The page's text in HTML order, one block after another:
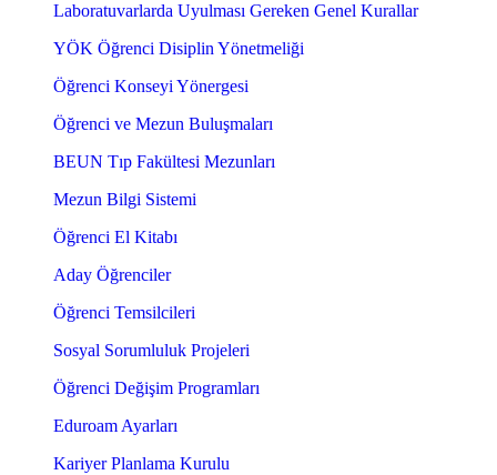
Laboratuvarlarda Uyulması Gereken Genel Kurallar
YÖK Öğrenci Disiplin Yönetmeliği
Öğrenci Konseyi Yönergesi
Öğrenci ve Mezun Buluşmaları
BEUN Tıp Fakültesi Mezunları
Mezun Bilgi Sistemi
Öğrenci El Kitabı
Aday Öğrenciler
Öğrenci Temsilcileri
Sosyal Sorumluluk Projeleri
Öğrenci Değişim Programları
Eduroam Ayarları
Kariyer Planlama Kurulu